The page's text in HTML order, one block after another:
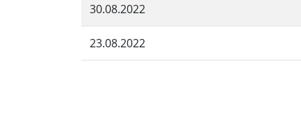
30.08.2022
23.08.2022